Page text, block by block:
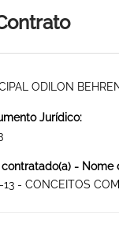
ODILON
Jurídico:
- Nome
- CONCEITOS